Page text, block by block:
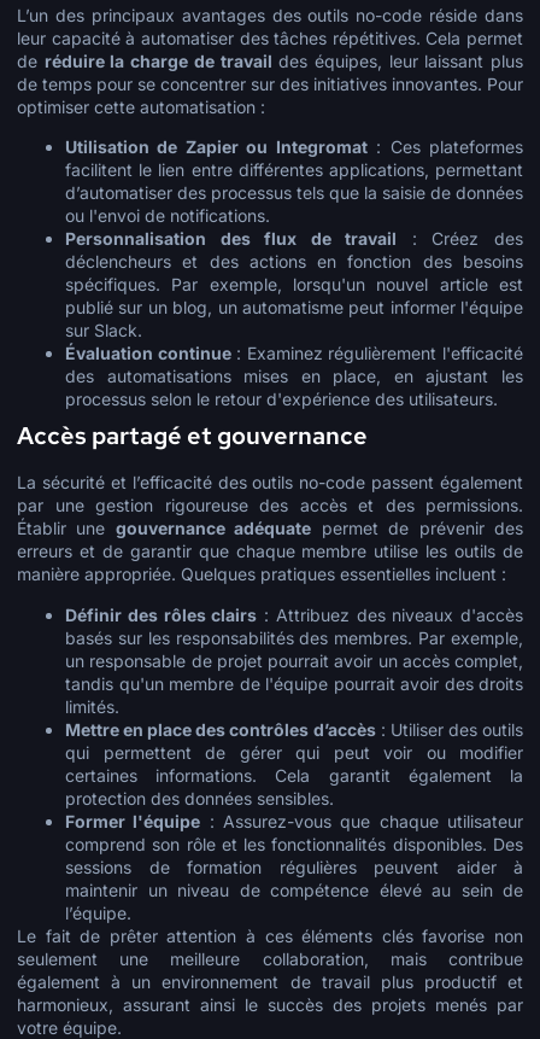
L’un des principaux avantages des outils no-code réside dans
leur capacité à automatiser des tâches répétitives. Cela permet
de réduire la charge de travail des équipes, leur laissant plus
de temps pour se concentrer sur des initiatives innovantes. Pour
optimiser cette automatisation :
Utilisation de Zapier ou Integromat: Ces plateformes
facilitent le lien entre différentes applications, permettant
d’automatiser des processus tels que la saisie de données
ou l'envoi de notifications.
Personnalisation des flux de travail : Créez des
déclencheurs et des actions en fonction des besoins
spécifiques. Par exemple, lorsqu'un nouvel article est
publié sur un blog, un automatisme peut informer l'équipe
sur Slack.
Évaluation continue: Examinez régulièrement l'efficacité
des automatisations mises en place, en ajustant les
processus selon le retour d'expérience des utilisateurs.
Accès partagé et gouvernance
La sécurité et l’efficacité des outils no-code passent également
par une gestion rigoureuse des accès et des permissions.
Établir une gouvernance adéquate permet de prévenir des
erreurs et de garantir que chaque membre utilise les outils de
manière appropriée. Quelques pratiques essentielles incluent :
Définir des rôles clairs : Attribuez des niveaux d'accès
basés sur les responsabilités des membres. Par exemple,
un responsable de projet pourrait avoir un accès complet,
tandis qu'un membre de l'équipe pourrait avoir des droits
limités.
Mettre en place des contrôles d’accès: Utiliser des outils
qui permettent de gérer qui peut voir ou modifier
certaines informations. Cela garantit également la
protection des données sensibles.
Former l'équipe : Assurez-vous que chaque utilisateur
comprend son rôle et les fonctionnalités disponibles. Des
sessions de formation régulières peuvent aider à
maintenir un niveau de compétence élevé au sein de
l’équipe.
Le fait de prêter attention à ces éléments clés favorise non
seulement une meilleure collaboration, mais contribue
également à un environnement de travail plus productif et
harmonieux, assurant ainsi le succès des projets menés par
votre équipe.